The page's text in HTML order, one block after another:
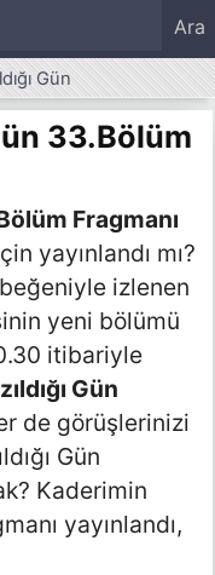
Ara
Gün
33.Bölüm
Fragmanı
yayınlandı mı?
izlenen
yeni bölümü
itibariyle
Gün
de görüşlerinizi
Gün
Kaderimin
yayınlandı,